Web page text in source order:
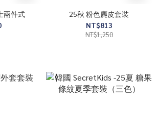
兩件式
25秋 粉色麂皮套裝
NT$813
NT$1,250